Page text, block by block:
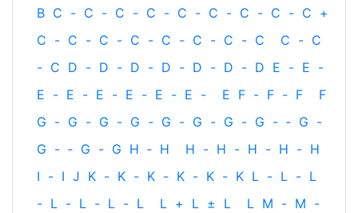
B C - C - C - C - C - C - C - C - C +
C - C - C - C - C - C - C - C C - C
- C D - D - D - D - D - D - D E - E -
E - E - E - E - E - E - E F - F - F
F
G - G - G - G - G - G - G - G - ‐ G -
G - ‐ G - G H ‐ H H - H - H - H - H
I - I J K - K - K - K - K - K L - L - L
- L - L - L - L L + L ± L L M - M -